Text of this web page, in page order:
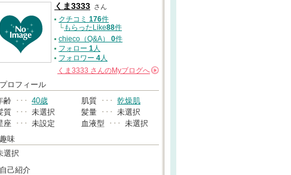
くま3333 さん
クチコミ 176件
└もらったLike88件
chieco（Q&A） 0件
フォロー 1人
フォロワー 4人
くま3333 さんのMyブログへ
プロフィール
齢 ･･･ 40歳 肌質 ･･･ 乾燥肌
質 ･･･ 未選択 髪量 ･･･ 未選択
座 ･･･ 未設定 血液型 ･･･ 未選択
趣味
選択
自己紹介